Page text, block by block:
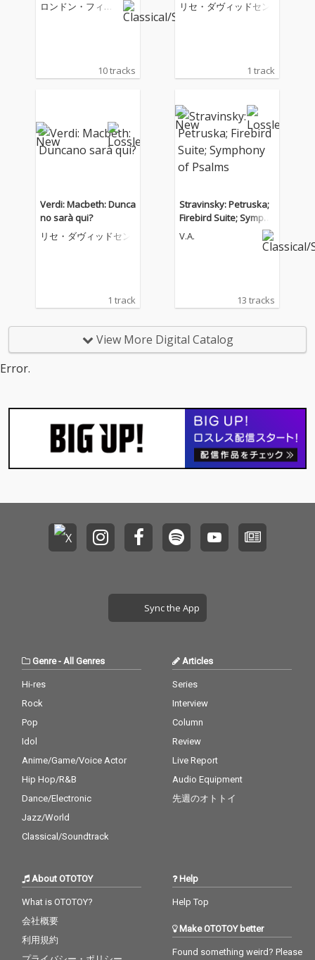
ロンドン・フィル
10 tracks
リセ・ダヴィッドセン
1 track
Verdi: Macbeth: Dunca
no sarà qui?
リセ・ダヴィッドセン
1 track
Stravinsky: Petruska;
Firebird Suite; Sympho
ny of Psalms
V.A.
13 tracks
View More Digital Catalog
Error.
Sync the App
Genre- All Genres
Hi-res
Rock
Pop
Idol
Anime/Game/Voice Actor
Hip Hop/R&B
Dance/Electronic
Jazz/World
Classical/Soundtrack
Articles
Series
Interview
Column
Review
Live Report
Audio Equipment
先週のオトトイ
About OTOTOY
What is OTOTOY?
会社概要
利用規約
Help
Help Top
Make OTOTOY better
Found something weird? Please